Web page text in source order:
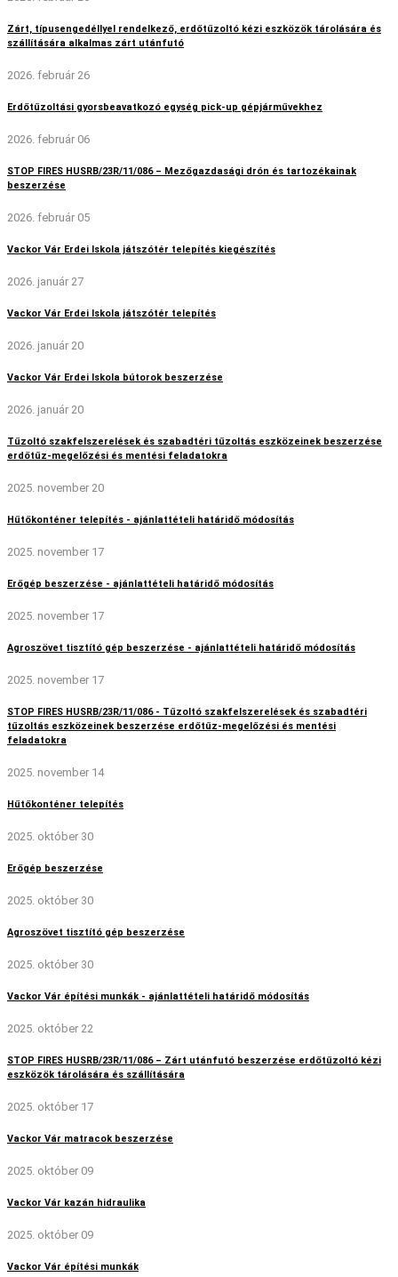
Zárt, típusengedéllyel rendelkező, erdőtűzoltó kézi eszközök tárolására és
szállítására alkalmas zárt utánfutó
2026. február 26
Erdőtűzoltási gyorsbeavatkozó egység pick-up gépjárművekhez
2026. február 06
STOP FIRES HUSRB/23R/11/086 – Mezőgazdasági drón és tartozékainak
beszerzése
2026. február 05
Vackor Vár Erdei Iskola játszótér telepítés kiegészítés
2026. január 27
Vackor Vár Erdei Iskola játszótér telepítés
2026. január 20
Vackor Vár Erdei Iskola bútorok beszerzése
2026. január 20
Tűzoltó szakfelszerelések és szabadtéri tűzoltás eszközeinek beszerzése
erdőtűz-megelőzési és mentési feladatokra
2025. november 20
Hűtőkonténer telepítés - ajánlattételi határidő módosítás
2025. november 17
Erőgép beszerzése - ajánlattételi határidő módosítás
2025. november 17
Agroszövet tisztító gép beszerzése - ajánlattételi határidő módosítás
2025. november 17
STOP FIRES HUSRB/23R/11/086 - Tűzoltó szakfelszerelések és szabadtéri
tűzoltás eszközeinek beszerzése erdőtűz-megelőzési és mentési
feladatokra
2025. november 14
Hűtőkonténer telepítés
2025. október 30
Erőgép beszerzése
2025. október 30
Agroszövet tisztító gép beszerzése
2025. október 30
Vackor Vár építési munkák - ajánlattételi határidő módosítás
2025. október 22
STOP FIRES HUSRB/23R/11/086 – Zárt utánfutó beszerzése erdőtűzoltó kézi
eszközök tárolására és szállítására
2025. október 17
Vackor Vár matracok beszerzése
2025. október 09
Vackor Vár kazán hidraulika
2025. október 09
Vackor Vár építési munkák